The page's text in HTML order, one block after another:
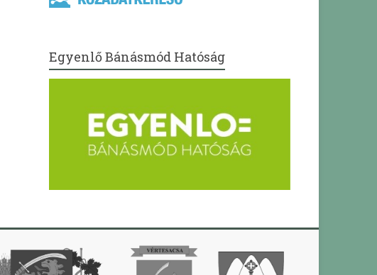
Egyenlő Bánásmód Hatóság